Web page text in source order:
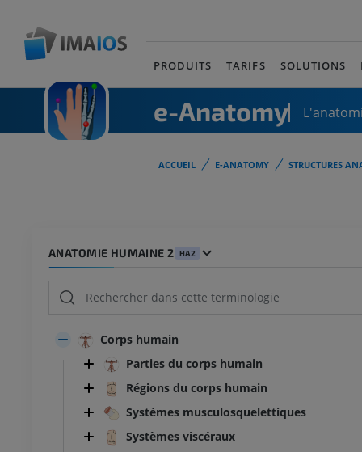
PRODUITS TARIFS SOLUTIONS
e-Anatomy
ACCUEIL E-ANATOMY STRUCTURES
ANATOMIE HUMAINE 2 HA2
Corps humain
Parties du corps humain
Régions du corps humain
Systèmes musculosquelettiques
Systèmes viscéraux